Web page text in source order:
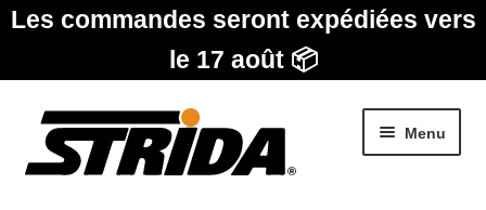
Les commandes seront expédiées vers
le 17 août 📦
Aller
la
Aller
contenu
Menu